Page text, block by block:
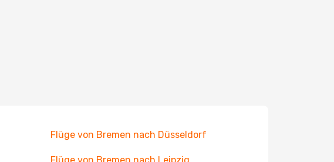
Flüge von Bremen nach Düsseldorf